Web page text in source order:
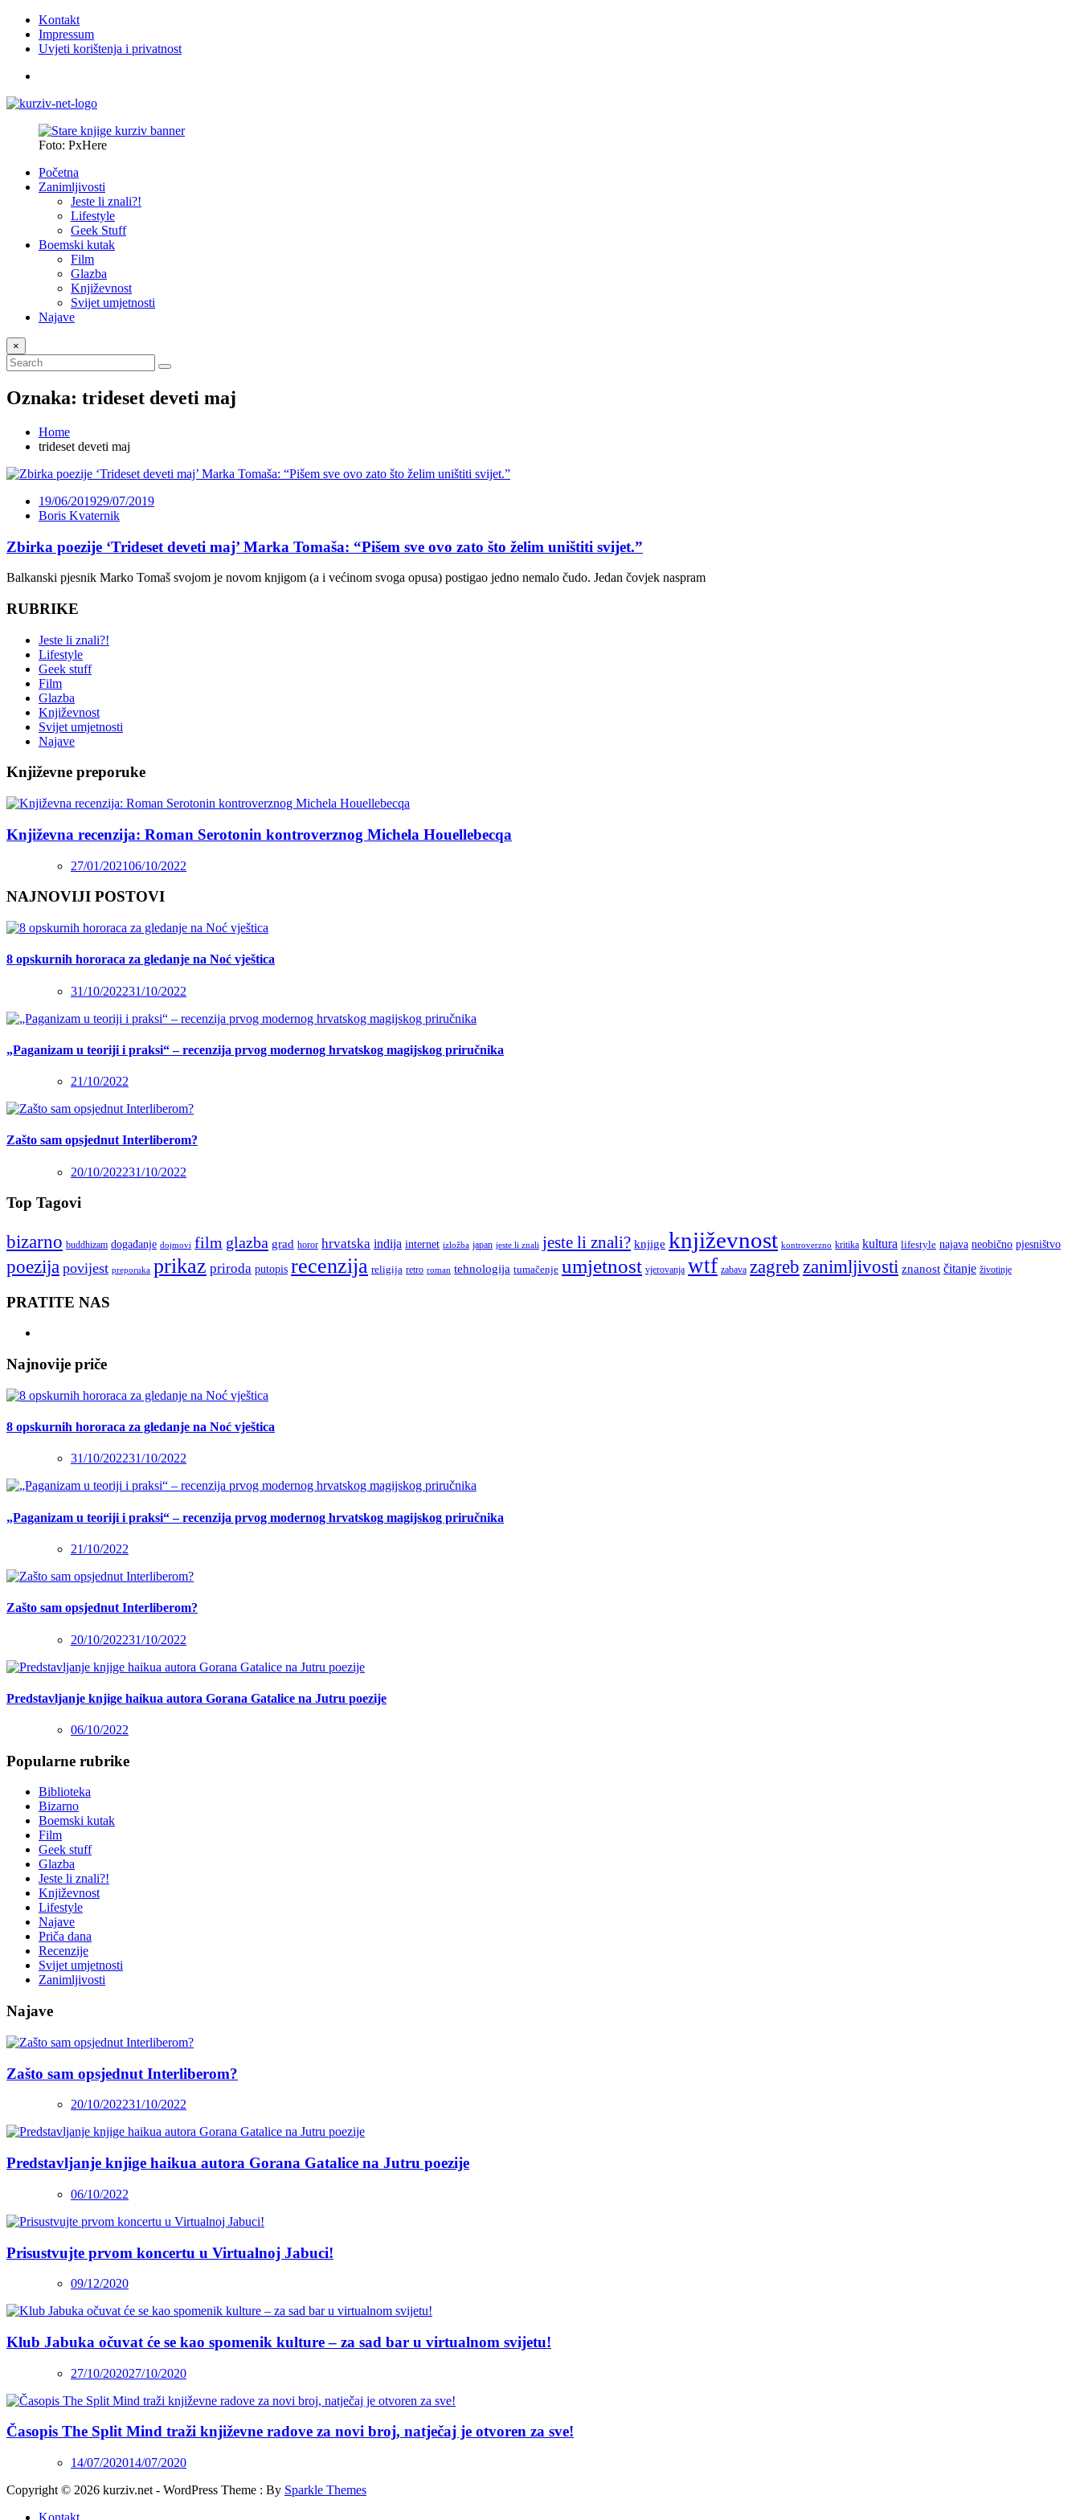
Kontakt
Impressum
Uvjeti korištenja i privatnost
Foto: PxHere
Početna
Zanimljivosti
Jeste li znali?!
Lifestyle
Geek Stuff
Boemski kutak
Film
Glazba
Književnost
Svijet umjetnosti
Najave
×
Oznaka: trideset deveti maj
Home
trideset deveti maj
19/06/201929/07/2019
Boris Kvaternik
Zbirka poezije ‘Trideset deveti maj’ Marka Tomaša: “Pišem sve ovo zato što želim uništiti svijet.”
Balkanski pjesnik Marko Tomaš svojom je novom knjigom (a i većinom svoga opusa) postigao jedno nemalo čudo. Jedan čovjek naspram
RUBRIKE
Jeste li znali?!
Lifestyle
Geek stuff
Film
Glazba
Književnost
Svijet umjetnosti
Najave
Književne preporuke
Književna recenzija: Roman Serotonin kontroverznog Michela Houellebecqa
27/01/202106/10/2022
NAJNOVIJI POSTOVI
8 opskurnih hororaca za gledanje na Noć vještica
31/10/202231/10/2022
„Paganizam u teoriji i praksi“ – recenzija prvog modernog hrvatskog magijskog priručnika
21/10/2022
Zašto sam opsjednut Interliberom?
20/10/202231/10/2022
Top Tagovi
bizarno buddhizam događanje dojmovi film glazba grad horor hrvatska indija internet izložba japan jeste li znali jeste li znali? knjige književnost kontroverzno kritika kultura lifestyle najava neobično pjesništvo
poezija povijest preporuka prikaz priroda putopis recenzija religija retro roman tehnologija tumačenje umjetnost vjerovanja wtf zabava zagreb zanimljivosti znanost čitanje životinje
PRATITE NAS
Najnovije priče
8 opskurnih hororaca za gledanje na Noć vještica
31/10/202231/10/2022
„Paganizam u teoriji i praksi“ – recenzija prvog modernog hrvatskog magijskog priručnika
21/10/2022
Zašto sam opsjednut Interliberom?
20/10/202231/10/2022
Predstavljanje knjige haikua autora Gorana Gatalice na Jutru poezije
06/10/2022
Popularne rubrike
Biblioteka
Bizarno
Boemski kutak
Film
Geek stuff
Glazba
Jeste li znali?!
Književnost
Lifestyle
Najave
Priča dana
Recenzije
Svijet umjetnosti
Zanimljivosti
Najave
Zašto sam opsjednut Interliberom?
20/10/202231/10/2022
Predstavljanje knjige haikua autora Gorana Gatalice na Jutru poezije
06/10/2022
Prisustvujte prvom koncertu u Virtualnoj Jabuci!
09/12/2020
Klub Jabuka očuvat će se kao spomenik kulture – za sad bar u virtualnom svijetu!
27/10/202027/10/2020
Časopis The Split Mind traži književne radove za novi broj, natječaj je otvoren za sve!
14/07/202014/07/2020
Copyright © 2026 kurziv.net - WordPress Theme : By Sparkle Themes
Kontakt